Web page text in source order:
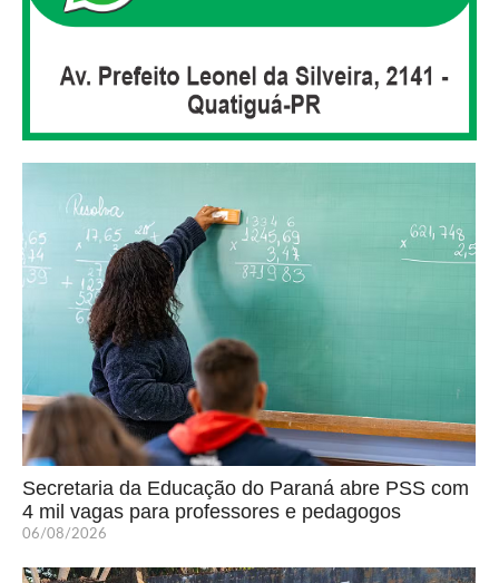
Secretaria da Educação do Paraná abre PSS com
4 mil vagas para professores e pedagogos
06/08/2026